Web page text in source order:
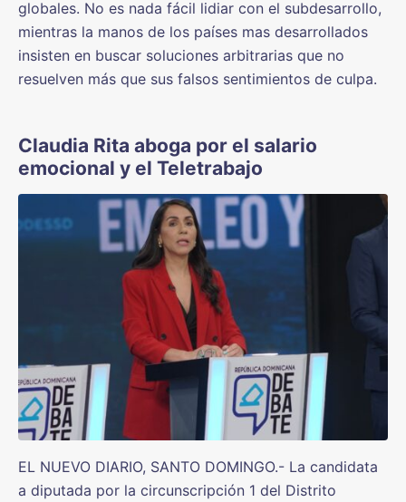
globales. No es nada fácil lidiar con el subdesarrollo,
mientras la manos de los países mas desarrollados
insisten en buscar soluciones arbitrarias que no
resuelven más que sus falsos sentimientos de culpa.
Claudia Rita aboga por el salario
emocional y el Teletrabajo
EL NUEVO DIARIO, SANTO DOMINGO.- La candidata
a diputada por la circunscripción 1 del Distrito